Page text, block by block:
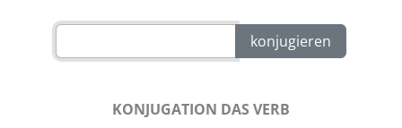
KONJUGATION DAS VERB